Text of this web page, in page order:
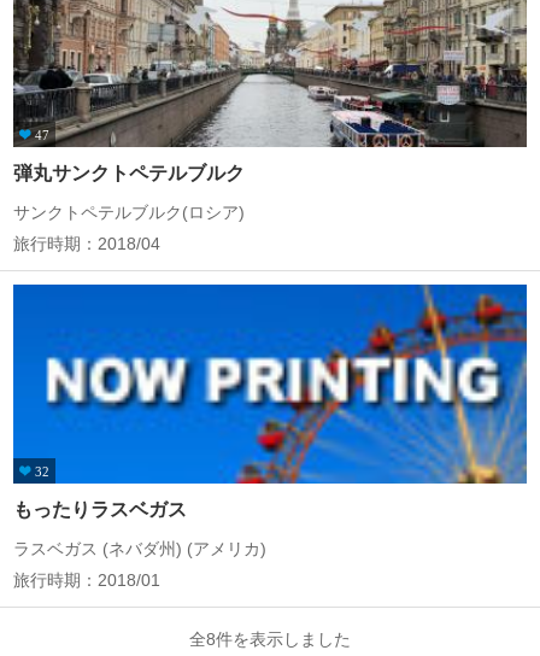
47
弾丸サンクトペテルブルク
サンクトペテルブルク(ロシア)
旅行時期：2018/04
32
もったりラスベガス
ラスベガス (ネバダ州) (アメリカ)
旅行時期：2018/01
全8件を表示しました